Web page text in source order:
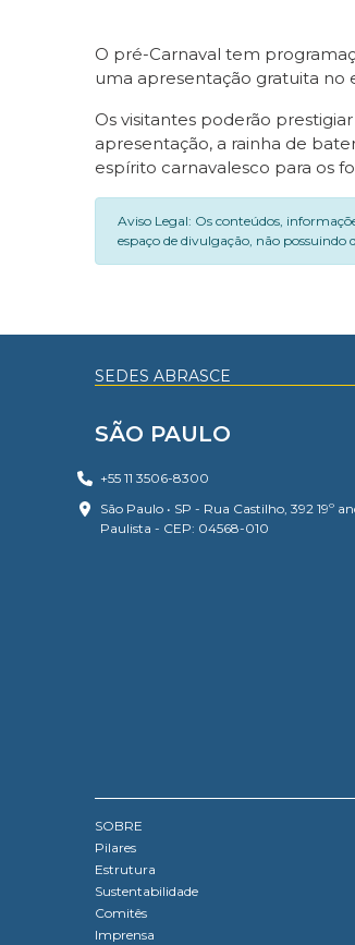
O pré-Carnaval tem
uma apresentação gratuita
Os visitantes poderão
apresentação, a rainha de
espírito carnavalesco para os
Aviso Legal: Os conteúdos,
espaço de divulgação, não possuindo
SEDES ABRASCE
SÃO PAULO
+55 11 3506-8300
São Paulo • SP - Rua Castilho, 392 19º
Paulista - CEP: 04568-010
SOBRE
Pilares
Estrutura
Sustentabilidade
Comitês
Imprensa